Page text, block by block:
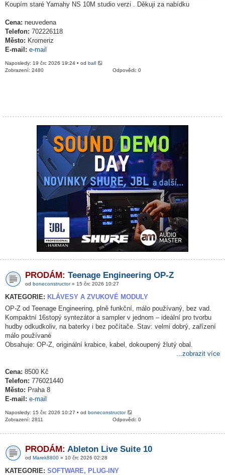
Koupím staré Yamahy NS 10M studio verzi . Děkuji za nabídku
Cena: neuvedena
Telefon: 702226118
Město: Kromeriz
E-mail: e-mail
Naposledy: 19 črc 2026 19:24 • od ball
Odpovědi: 0
Zobrazení: 2480
PRODÁM: Teenage Engineering OP-Z
od boneconstructor» 15 črc 2026 10:27
KATEGORIE: KLÁVESY A ZVUKOVÉ MODULY
OP-Z od Teenage Engineering, plně funkční, málo používaný, bez vad.
Kompaktní 16stopý syntezátor a sampler v jednom – ideální pro tvorbu
hudby odkudkoliv, na baterky i bez počítače. Stav: velmi dobrý, zařízení
málo používané
Obsahuje: OP-Z, originální krabice, kabel, dokoupený žlutý obal.
...zobrazit více
Cena: 8500 Kč
Telefon: 776021440
Město: Praha 8
E-mail: e-mail
Naposledy: 15 črc 2026 10:27 • od boneconstructor
Odpovědi: 0
Zobrazení: 2811
PRODÁM: Ableton Live Suite 10
od Marek8800 » 10 črc 2026 02:28
KATEGORIE: SOFTWARE, PLUG-INY